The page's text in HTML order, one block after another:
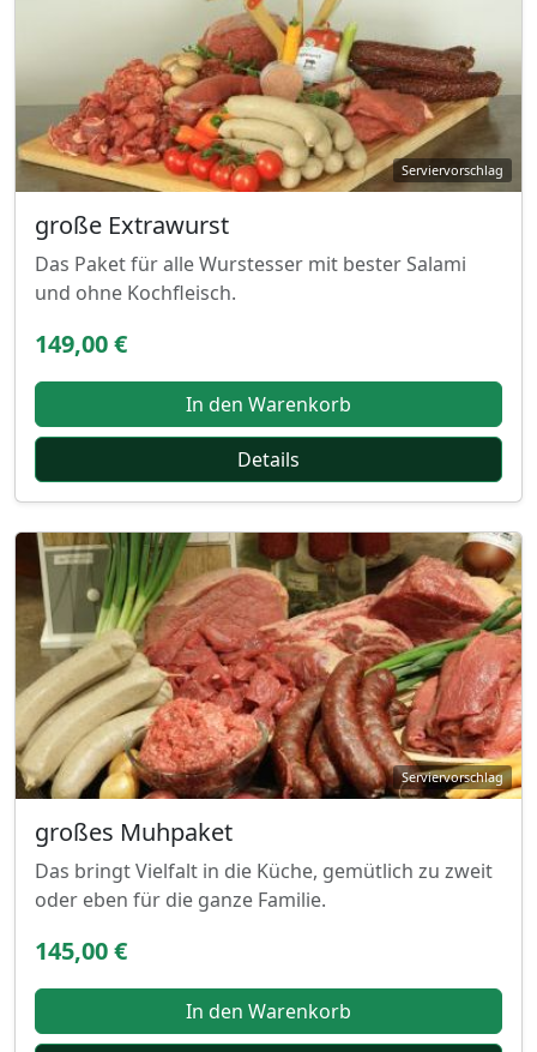
große Extrawurst
Das Paket für alle Wurstesser mit bester Salami
und ohne Kochfleisch.
149,00 €
In den Warenkorb
Details
großes Muhpaket
Das bringt Vielfalt in die Küche, gemütlich zu zweit
oder eben für die ganze Familie.
145,00 €
In den Warenkorb